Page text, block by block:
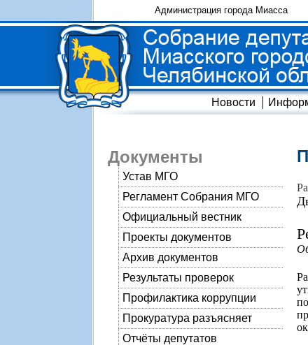
Администрация города Миасса
Новости
Документы
Устав МГО
Регламент Собрания МГО
Официальный вестник
Проекты документов
Архив документов
Результаты проверок
Профилактика коррупции
Прокуратура разъясняет
Отчёты депутатов